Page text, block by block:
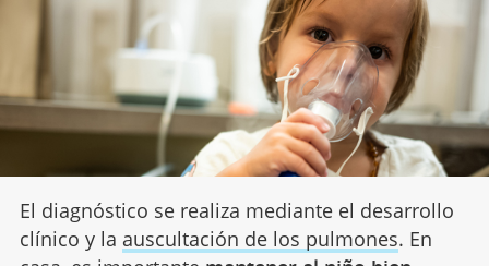
El diagnóstico se realiza mediante el desarrollo
clínico y la auscultación de los pulmones. En